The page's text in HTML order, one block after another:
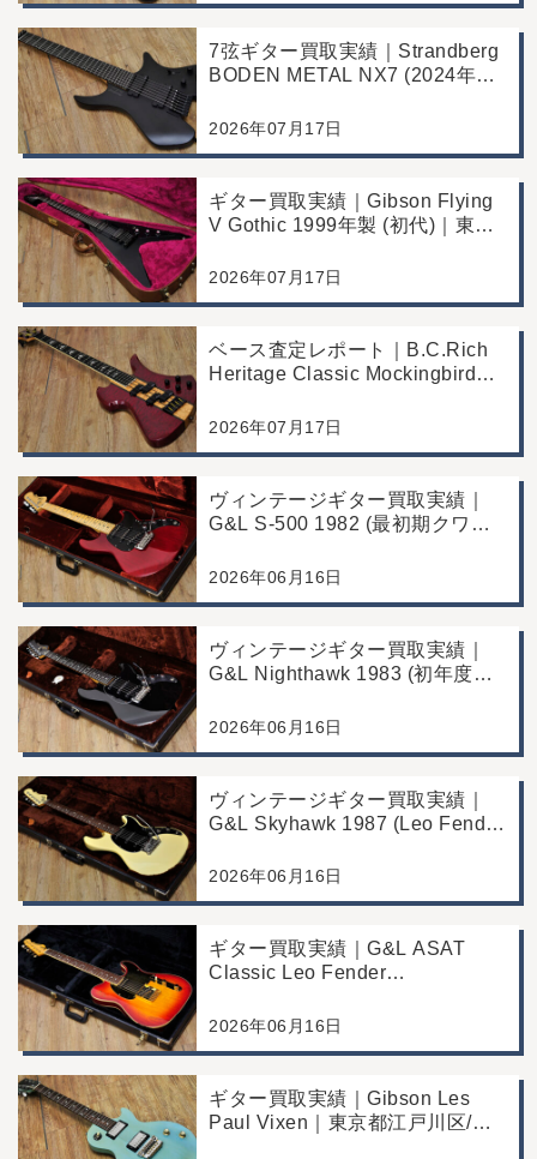
7弦ギター買取実績｜Strandberg
BODEN METAL NX7 (2024年製)
店
2026年07月17日
ギター買取実績｜Gibson Flying
V Gothic 1999年製 (初代)｜東京
2026年07月17日
ベース査定レポート｜B.C.Rich
Heritage Classic Mockingbird
にて買取
2026年07月17日
ヴィンテージギター買取実績｜
G&L S-500 1982 (最初期クワガ
買取/コンディション良好の査定
2026年06月16日
ヴィンテージギター買取実績｜
G&L Nighthawk 1983 (初年度マ
区/店頭買取/コンディション良好
2026年06月16日
ヴィンテージギター買取実績｜
G&L Skyhawk 1987 (Leo Fender
川区/店頭買取/コンディション良
2026年06月16日
ギター買取実績｜G&L ASAT
Classic Leo Fender
江戸川区/店頭買取/コンディショ
2026年06月16日
ギター買取実績｜Gibson Les
Paul Vixen｜東京都江戸川区/店